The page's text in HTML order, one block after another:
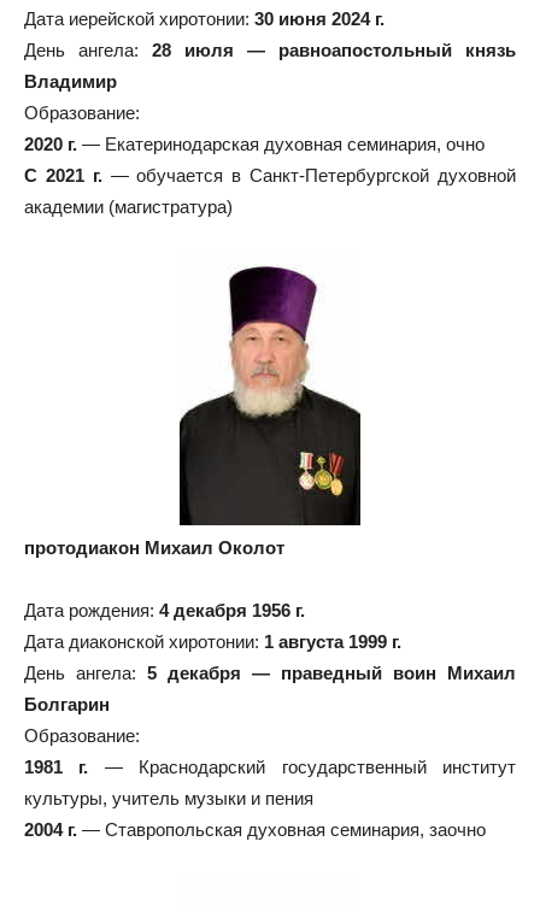
Дата иерейской хиротонии: 30 июня 2024 г.
День ангела: 28 июля — равноапостольный князь
Владимир
Образование:
2020 г. — Екатеринодарская духовная семинария, очно
С 2021 г.— обучается в Санкт-Петербургской духовной
академии (магистратура)
протодиакон Михаил Околот
Дата рождения: 4 декабря 1956 г.
Дата диаконской хиротонии: 1 августа 1999 г.
День ангела: 5 декабря — праведный воин Михаил
Болгарин
Образование:
1981 г. — Краснодарский государственный институт
культуры, учитель музыки и пения
2004 г. — Ставропольская духовная семинария, заочно